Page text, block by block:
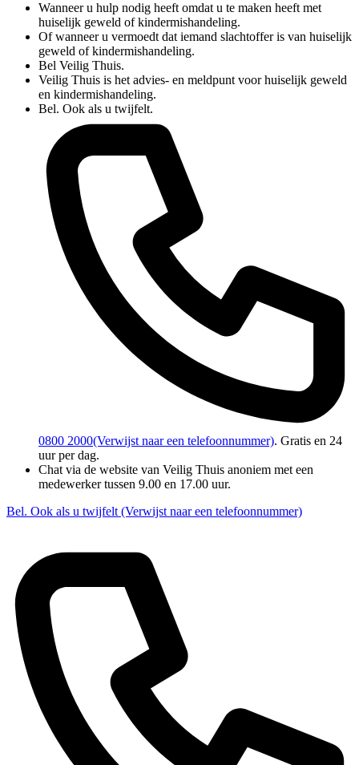
Wanneer u hulp nodig heeft omdat u te maken heeft met
huiselijk geweld of kindermishandeling.
Of wanneer u vermoedt dat iemand slachtoffer is van huiselijk
geweld of kindermishandeling.
Bel Veilig Thuis.
Veilig Thuis is het advies- en meldpunt voor huiselijk geweld
en kindermishandeling.
Bel.­ Ook als u twijfelt.
0800 2000(Verwijst naar een telefoonnummer). Gratis en 24
uur per dag.
Chat via de website van Veilig Thuis anoniem met een
medewerker tussen 9.00 en 17.00 uur.
Bel. Ook als u twijfelt(Verwijst naar een telefoonnummer)